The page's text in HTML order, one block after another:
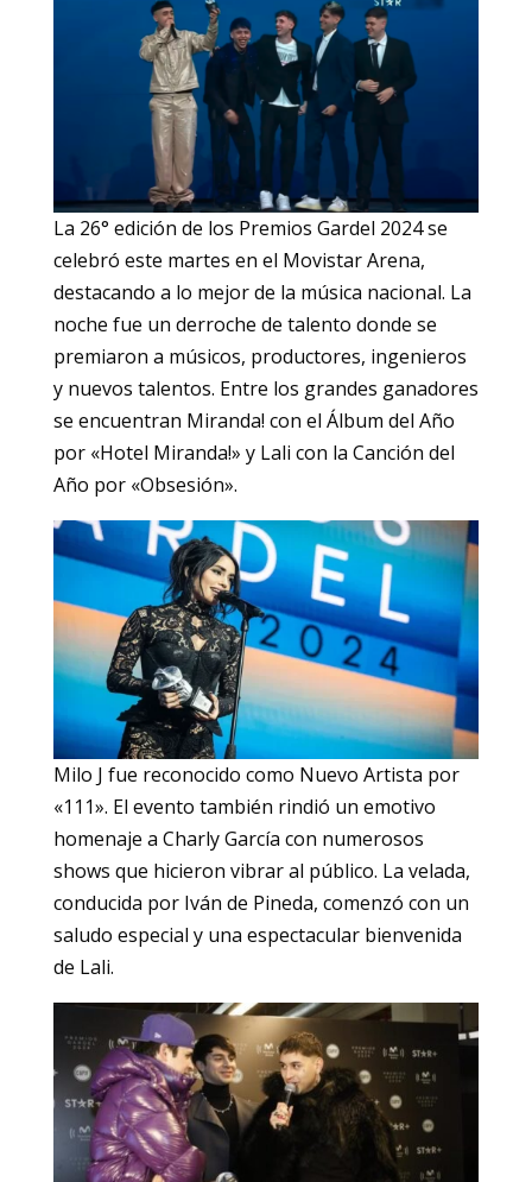
La 26° edición de los Premios Gardel 2024 se
celebró este martes en el Movistar Arena,
destacando a lo mejor de la música nacional. La
noche fue un derroche de talento donde se
premiaron a músicos, productores, ingenieros
y nuevos talentos. Entre los grandes ganadores
se encuentran Miranda! con el Álbum del Año
por «Hotel Miranda!» y Lali con la Canción del
Año por «Obsesión».
Milo J fue reconocido como Nuevo Artista por
«111». El evento también rindió un emotivo
homenaje a Charly García con numerosos
shows que hicieron vibrar al público. La velada,
conducida por Iván de Pineda, comenzó con un
saludo especial y una espectacular bienvenida
de Lali.